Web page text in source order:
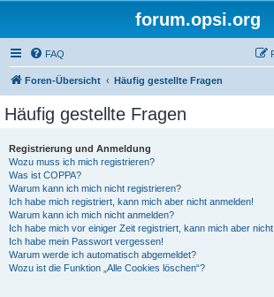
forum.opsi.org
FAQ
Foren-Übersicht Häufig gestellte Fragen
Häufig gestellte Fragen
Registrierung und Anmeldung
Wozu muss ich mich registrieren?
Was ist COPPA?
Warum kann ich mich nicht registrieren?
Ich habe mich registriert, kann mich aber nicht anmelden!
Warum kann ich mich nicht anmelden?
Ich habe mich vor einiger Zeit registriert, kann mich aber
Ich habe mein Passwort vergessen!
Warum werde ich automatisch abgemeldet?
Wozu ist die Funktion „Alle Cookies löschen“?